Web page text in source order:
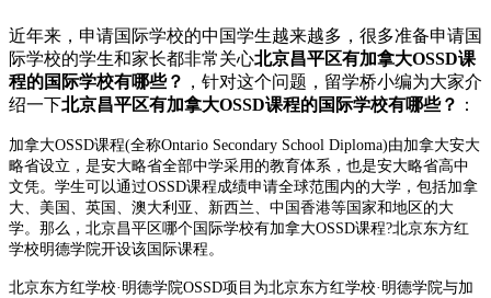
近年来，申请国际学校的中国学生越来越多，很多准备申请国
际学校的学生和家长都非常关心北京昌平区有加拿大OSSD课
程的国际学校有哪些？ ，针对这个问题，留学桥小编为大家介
绍一下北京昌平区有加拿大OSSD课程的国际学校有哪些？ ：
加拿大OSSD课程(全称Ontario Secondary School Diploma)由加拿大安大
略省设立，是安大略省全部中学采用的教育体系，也是安大略省高中
文凭。学生可以通过OSSD课程成绩申请全球范围内的大学，包括加拿
大、美国、英国、澳大利亚、新西兰、中国香港等国家和地区的大
学。那么，北京昌平区哪个国际学校有加拿大OSSD课程?北京东方红
学校明德学院开设该国际课程。
北京东方红学校·明德学院OSSD项目为北京东方红学校·明德学院与加